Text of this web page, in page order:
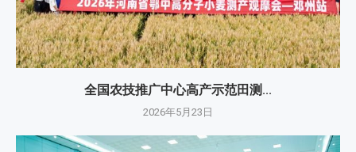
全国农技推广中心高产示范田测...
2026年5月23日